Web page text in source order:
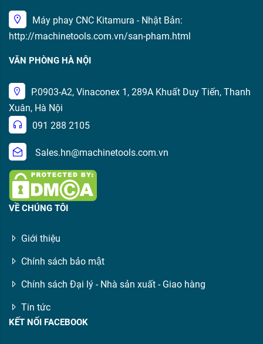
Máy phay CNC Kitamura - Nhật Bản:
http://machinetools.com.vn/san-pham.html
VĂN PHÒNG HÀ NỘI
P.0903-A2, Vinaconex 1, 289A Khuất Duy Tiến, Thanh
Xuân, Hà Nội
091 288 2105
Sales.hn@machinetools.com.vn
VỀ CHÚNG TÔI
Giới thiệu
Chính sách bảo mật
Chính sách Đại lý - Nhà sản xuất - Giao hàng
Tin tức
KẾT NỐI FACEBOOK